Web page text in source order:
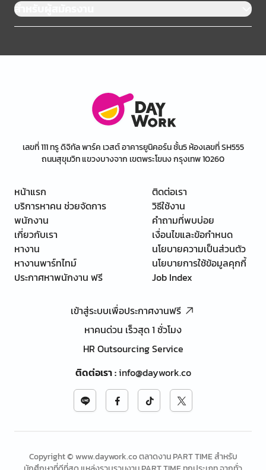
สำหรับผู้สมัครงาน
เลขที่ 111 ทรู ดิจิทัล พาร์ค เวสต์ อาคารยูนิคอร์น ชั้น5 ห้องเลขที่ SH555
ถนนสุขุมวิท แขวงบางจาก เขตพระโขนง กรุงเทพ 10260
หน้าแรก
บริการหาคน ช่วยจัดการ
พนักงาน
เกี่ยวกับเรา
หางาน
หางานพาร์ทไทม์
ประกาศหาพนักงาน ฟรี
ติดต่อเรา
วิธีใช้งาน
คำถามที่พบบ่อย
เงื่อนไขและข้อกำหนด
นโยบายความเป็นส่วนตัว
นโยบายการใช้ข้อมูลคุกกี้
Job Index
เข้าสู่ระบบเพื่อประกาศงานฟรี
หาคนด่วน เร็วสุด 1 ชั่วโมง
HR Outsourcing Service
ติดต่อเรา:info@daywork.co
Copyright © www.daywork.co ตลาดงาน PART TIME สำหรับ